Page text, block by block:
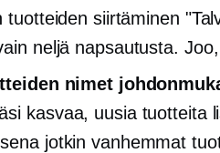
tuotteiden siirtäminen
neljä napsautusta.
nimet
kasvaa, uusia tuotteita
jotkin vanhemmat